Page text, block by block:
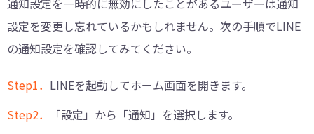
通知設定を一時的に無効にしたことがあるユーザーは通知
設定を変更し忘れているかもしれません。次の手順でLINE
の通知設定を確認してみてください。
Step1． LINEを起動してホーム画面を開きます。
Step2．
「設定」から「通知」を選択します。